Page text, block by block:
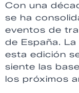
Con una
se ha
eventos de
de España.
esta edición
siente las
los próximos